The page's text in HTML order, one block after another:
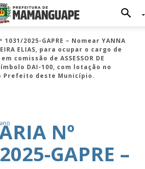
1031/2025-GAPRE – Nomear YANNA
ELIAS, para ocupar o cargo de
comissão de ASSESSOR DE
DAI-100, com lotação no
Prefeito deste Município.
Nº
GAPRE –